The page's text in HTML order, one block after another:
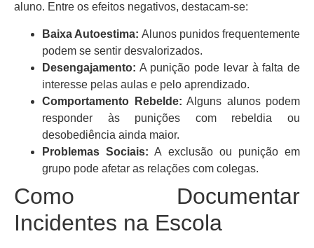
aluno. Entre os efeitos negativos, destacam-se:
Baixa Autoestima: Alunos punidos frequentemente
podem se sentir desvalorizados.
Desengajamento: A punição pode levar à falta de
interesse pelas aulas e pelo aprendizado.
Comportamento Rebelde: Alguns alunos podem
responder às punições com rebeldia ou
desobediência ainda maior.
Problemas Sociais: A exclusão ou punição em
grupo pode afetar as relações com colegas.
Como Documentar
Incidentes na Escola